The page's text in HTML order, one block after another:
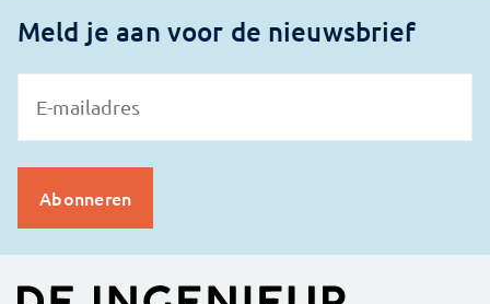
Meld je aan voor de nieuwsbrief